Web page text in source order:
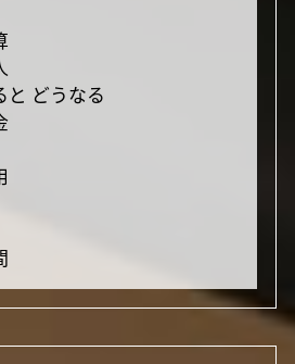
と どうなる